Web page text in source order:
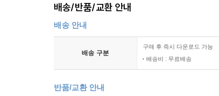
배송/반품/교환 안내
배송 안내
배송 구분
구매 후 즉시 다운로드 가능
배송비 : 무료배송
반품/교환 안내